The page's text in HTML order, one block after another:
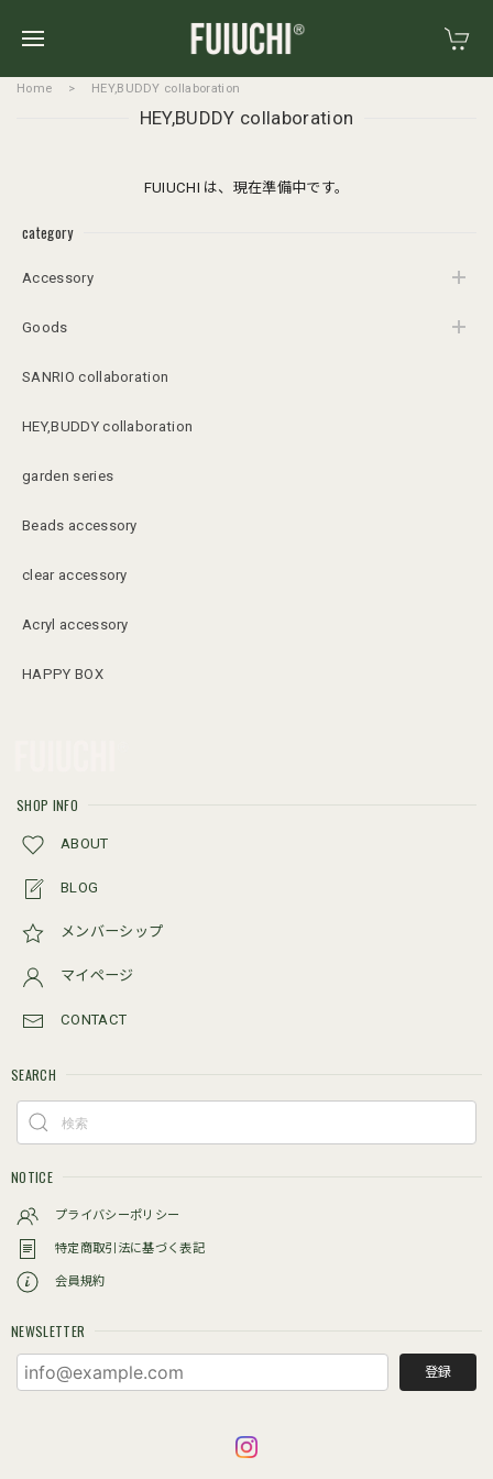
Home HEY,BUDDY collaboration
HEY,BUDDY collaboration
FUIUCHI は、現在準備中です。
category
Accessory
Goods
SANRIO collaboration
HEY,BUDDY collaboration
garden series
Beads accessory
clear accessory
Acryl accessory
HAPPY BOX
SHOP INFO
ABOUT
BLOG
メンバーシップ
マイページ
CONTACT
SEARCH
NOTICE
プライバシーポリシー
特定商取引法に基づく表記
会員規約
NEWSLETTER
登録